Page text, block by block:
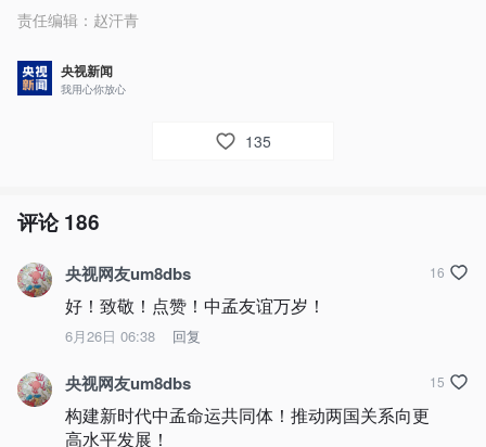
责任编辑： 赵汗青
央视新闻
我用心你放心
135
评论186
央视网友um8dbs
好！致敬！点赞！中孟友谊万岁！
6月26日 06:38 回复
16
央视网友um8dbs
构建新时代中孟命运共同体！推动两国关系向更
高水平发展！
15